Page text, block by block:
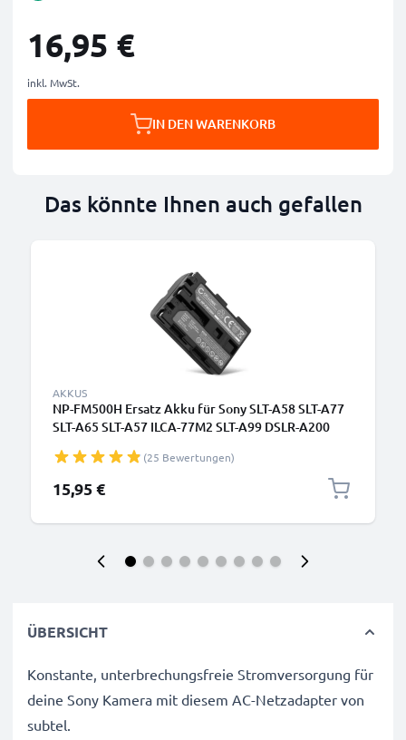
16,95 €
inkl. MwSt.
IN DEN WARENKORB
Das könnte Ihnen auch gefallen
AKKUS
NP-FM500H Ersatz Akku für Sony SLT-A58 SLT-A77
SLT-A65 SLT-A57 ILCA-77M2 SLT-A99 DSLR-A200
Ersatzakku - Kameraakku 1600mAh, Batterie
(25 Bewertungen)
15,95 €
ÜBERSICHT
Konstante, unterbrechungsfreie Stromversorgung für
deine Sony Kamera mit diesem AC-Netzadapter von
subtel.